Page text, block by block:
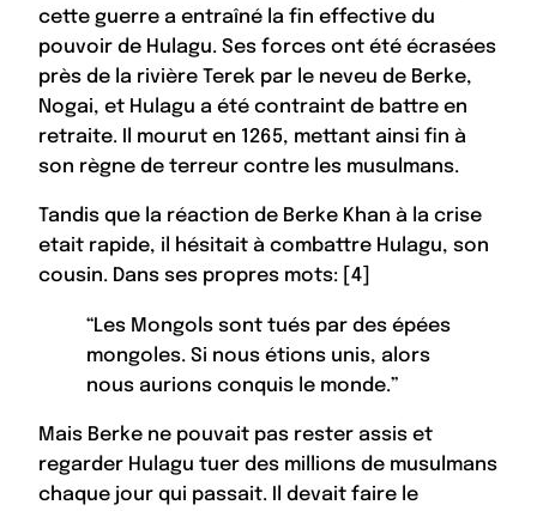
cette guerre a entraîné la fin effective du
pouvoir de Hulagu. Ses forces ont été écrasées
près de la rivière Terek par le neveu de Berke,
Nogai, et Hulagu a été contraint de battre en
retraite. Il mourut en 1265, mettant ainsi fin à
son règne de terreur contre les musulmans.
Tandis que la réaction de Berke Khan à la crise
etait rapide, il hésitait à combattre Hulagu, son
cousin. Dans ses propres mots: [4]
“Les Mongols sont tués par des épées
mongoles. Si nous étions unis, alors
nous aurions conquis le monde.”
Mais Berke ne pouvait pas rester assis et
regarder Hulagu tuer des millions de musulmans
chaque jour qui passait. Il devait faire le